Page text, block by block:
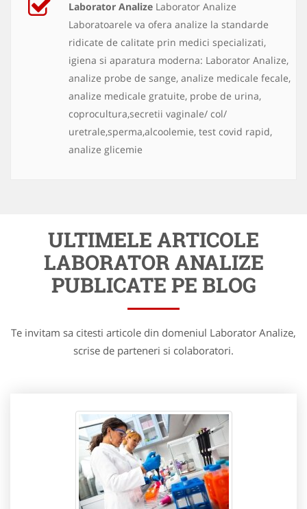
Laborator AnalizeLaborator Analize
Laboratoarele va ofera analize la standarde
ridicate de calitate prin medici specializati,
igiena si aparatura moderna: Laborator Analize,
analize probe de sange, analize medicale fecale,
analize medicale gratuite, probe de urina,
coprocultura,secretii vaginale/ col/
uretrale,sperma,alcoolemie, test covid rapid,
analize glicemie
ULTIMELE ARTICOLE
LABORATOR ANALIZE
PUBLICATE PE BLOG
Te invitam sa citesti articole din domeniul Laborator Analize,
scrise de parteneri si colaboratori.